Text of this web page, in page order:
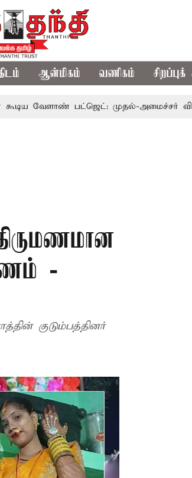
ஆன்மிகம் வணிகம்
பட்ஜெட்: முதல்-அமைச்சர் விஜய்
-
குடும்பத்தினர்